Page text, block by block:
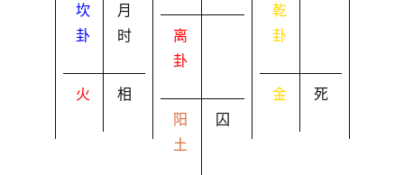
坎
卦
月
时
火 相
离
卦
阳
土
囚
乾
卦
金 死